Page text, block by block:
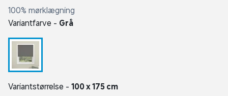
100% mørklægning
Variantfarve - Grå
Variantstørrelse - 100 x 175 cm